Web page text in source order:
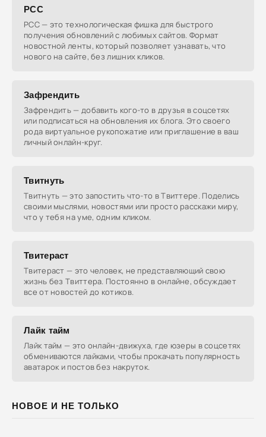
НОВОЕ И НЕ ТОЛЬКО
РСС
РСС — это технологическая фишка для быстрого
получения обновлений с любимых сайтов. Формат
новостной ленты, который позволяет узнавать, что
нового на сайте, без лишних кликов.
Зафрендить
Зафрендить — добавить кого-то в друзья в соцсетях
или подписаться на обновления их блога. Это своего
рода виртуальное рукопожатие или приглашение в ваш
личный онлайн-круг.
Твитнуть
Твитнуть — это запостить что-то в Твиттере. Поделись
своими мыслями, новостями или просто расскажи миру,
что у тебя на уме, одним кликом.
Твитераст
Твитераст — это человек, не представляющий свою
жизнь без Твиттера. Постоянно в онлайне, обсуждает
все от новостей до котиков.
Лайк тайм
Лайк тайм — это онлайн-движуха, где юзеры в соцсетях
обмениваются лайками, чтобы прокачать популярность
аватарок и постов без накруток.